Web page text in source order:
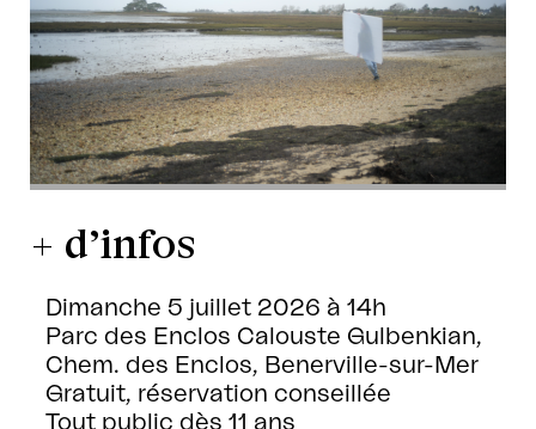
+ d’infos
Dimanche 5 juillet 2026 à 14h
Parc des Enclos Calouste Gulbenkian,
Chem. des Enclos, Benerville-sur-Mer
Gratuit, réservation conseillée
Tout public dès 11 ans